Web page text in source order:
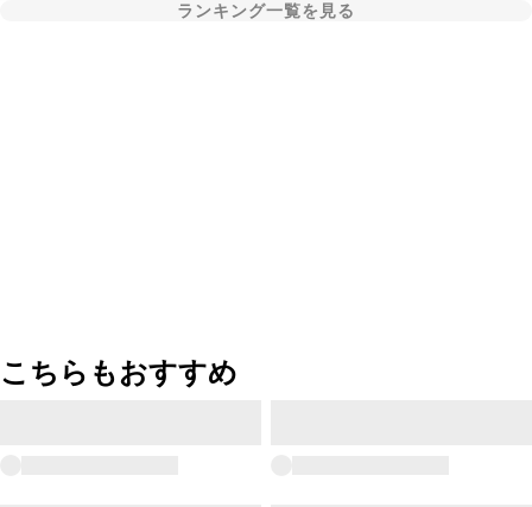
ランキング一覧を見る
こちらもおすすめ